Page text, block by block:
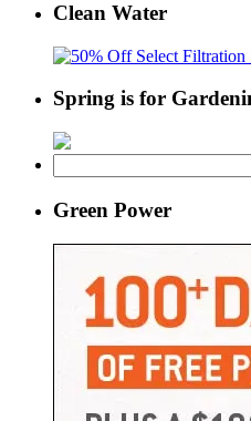
Clean Water
Spring is for
for:
Green Power